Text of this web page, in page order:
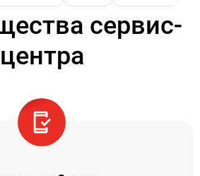
сервис-
центра